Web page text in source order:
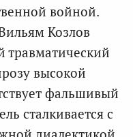
войной.
Козлов
высокой
фальшивый
сталкивается с